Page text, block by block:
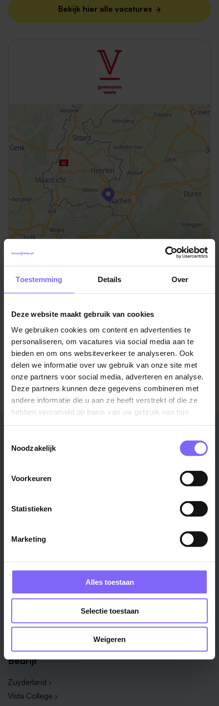
Toestemming Details Over
Deze website maakt gebruik van cookies
We gebruiken cookies om content en advertenties te
personaliseren, om vacatures via social media aan te
bieden en om ons websiteverkeer te analyseren. Ook
delen we informatie over uw gebruik van onze site met
onze partners voor social media, adverteren en analyse.
Deze partners kunnen deze gegevens combineren met
andere informatie die u aan ze heeft verstrekt of die ze
hebben verzameld op basis van uw gebruik van hun
Noodzakelijk
Voorkeuren
Statistieken
Marketing
Alles toestaan
Selectie toestaan
Weigeren
Bekijk hier alle vacatures
©TomTom
Locatie Vaals
Von Clermontplein 15
Meer informatie over Gemeente Vaals?
Bezoek de website
Stad
Maastricht ›
Heerlen ›
Weert ›
Regio
Vakgebied
Zorg & welzijn ›
ICT ›
Verpleegkundige ›
Administratief medewerker ›
HR adviseur ›
Onderwijsassistent ›
Bedrijf
Zuyderland ›
Vista College ›